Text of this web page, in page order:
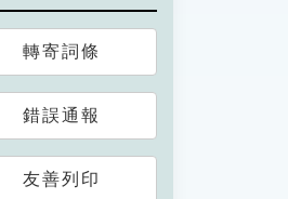
轉寄詞條
錯誤通報
友善列印